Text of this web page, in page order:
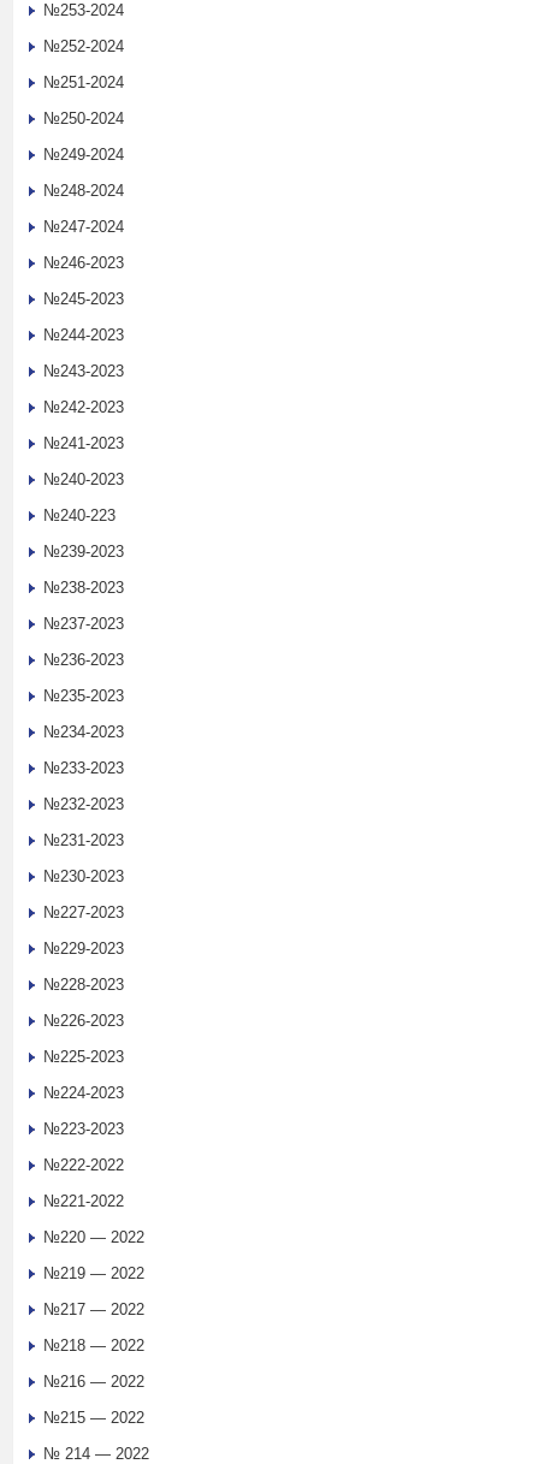
№253-2024
№252-2024
№251-2024
№250-2024
№249-2024
№248-2024
№247-2024
№246-2023
№245-2023
№244-2023
№243-2023
№242-2023
№241-2023
№240-2023
№240-223
№239-2023
№238-2023
№237-2023
№236-2023
№235-2023
№234-2023
№233-2023
№232-2023
№231-2023
№230-2023
№227-2023
№229-2023
№228-2023
№226-2023
№225-2023
№224-2023
№223-2023
№222-2022
№221-2022
№220 — 2022
№219 — 2022
№217 — 2022
№218 — 2022
№216 — 2022
№215 — 2022
№ 214 — 2022